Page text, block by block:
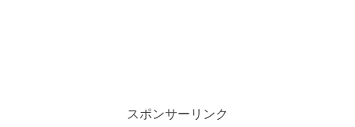
スポンサーリンク